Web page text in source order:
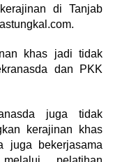
di Tanjab
khas jadi tidak
dan PKK
juga tidak
kerajinan khas
juga bekerjasama